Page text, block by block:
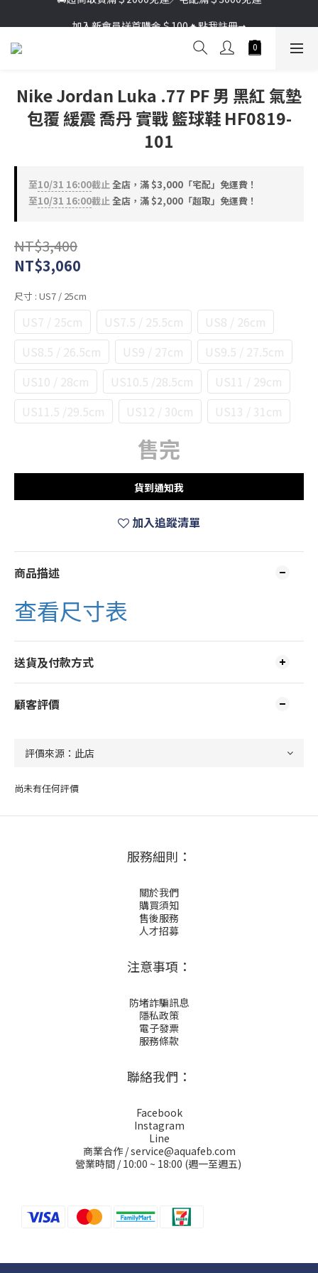
加入新會員送首購金＄100🔥點我註冊➞
Nike Jordan Luka .77 PF 男 黑紅 氣墊
包覆 緩震 喬丹 實戰 籃球鞋 HF0819-
101
至10/31 16:00截止全店，滿 $3,000「宅配」免運費！
至10/31 16:00截止全店，滿 $2,000「超取」免運費！
NT$3,400
NT$3,060
尺寸 : US7 / 25cm
US7 / 25cm US7.5 / 25.5cm
US8 / 26cm
US8.5 / 26.5cm
US9 / 27cm
US9.5 / 27.5cm
US10 / 28cm
US10.5 /28.5cm
US11 / 29cm
US11.5 /29.5cm
US12 / 30cm US13 / 31cm
售完
貨到通知我
加入追蹤清單
商品描述
查看尺寸表
送貨及付款方式
顧客評價
尚未有任何評價
服務細則：
關於我們
購買須知
售後服務
人才招募
注意事項：
防堵詐騙訊息
隱私政策
電子發票
服務條款
聯絡我們：
Facebook
Instagram
Line
商業合作 / service@aquafeb.com
營業時間 / 10:00 ~ 18:00 (週一至週五)